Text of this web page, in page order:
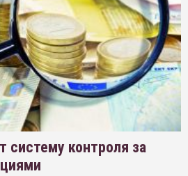
систему контроля за